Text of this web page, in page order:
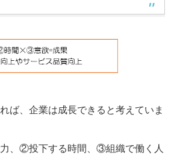
ば、企業は成長できると考えていま
、②投下する時間、③組織で働く人